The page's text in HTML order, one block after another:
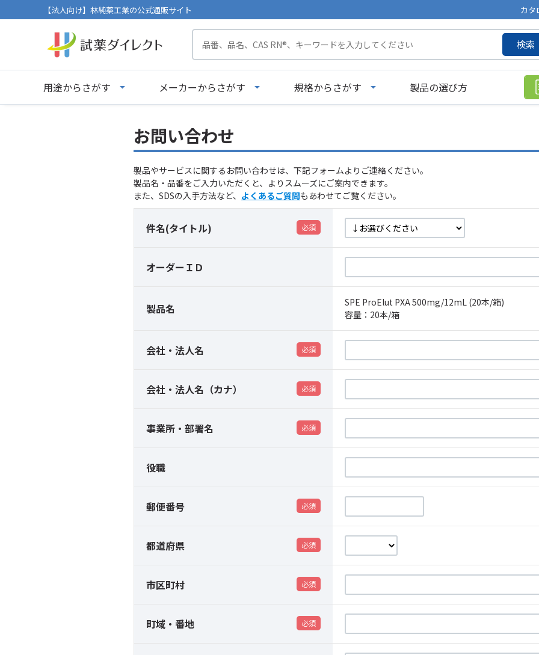
【法人向け】林純薬工業の公式通販サイト カタ
検索
用途からさがす メーカーからさがす 規格からさがす 製品の選び方
お問い合わせ
製品やサービスに関するお問い合わせは、下記フォームよりご連絡ください。
製品名・品番をご入力いただくと、よりスムーズにご案内できます。
また、SDSの入手方法など、 よくあるご質問もあわせてご覧ください。
件名(タイトル)
オーダーＩＤ
製品名
SPE ProElut PXA 500mg/12mL (20本/箱)
容量： 20本/箱
会社・法人名
会社・法人名（カナ）
事業所・部署名
役職
郵便番号
都道府県
市区町村
町域・番地